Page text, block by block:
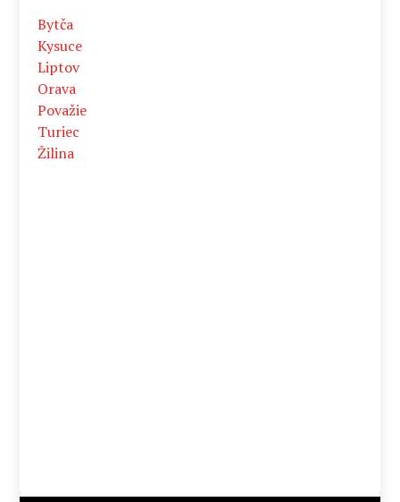
Bytča
Kysuce
Liptov
Orava
Považie
Turiec
Žilina